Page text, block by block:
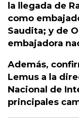
la llegada de
como
Saudita; y de
embajadora
Además,
Lemus a la
Nacional de
principales